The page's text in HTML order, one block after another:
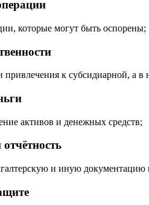
которые могут быть оспорены;
привлечения к субсидиарной, а
активов и денежных средств;
и иную документацию